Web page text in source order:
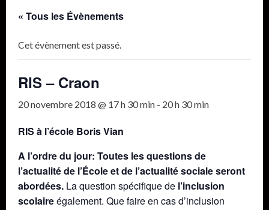
« Tous les Évènements
Cet évènement est passé.
RIS – Craon
20 novembre 2018 @ 17 h 30 min - 20 h 30 min
RIS à l’école Boris Vian
A l’ordre du jour: Toutes les questions de
l’actualité de l’École et de l’actualité sociale seront
abordées. La question spécifique de l’inclusion
scolaireégalement. Que faire en cas d’inclusion